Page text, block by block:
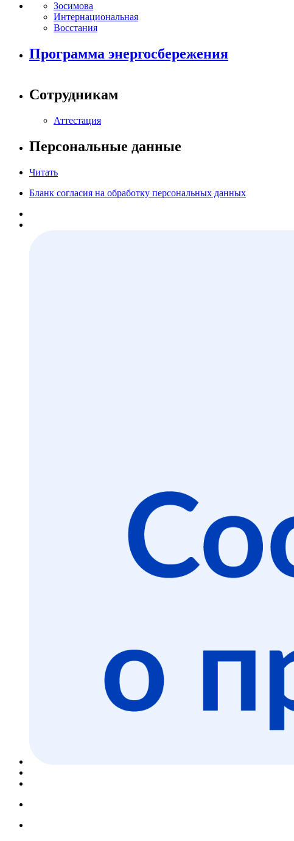
Зосимова
Интернациональная
Восстания
Программа энергосбережения
Сотрудникам
Аттестация
Персональные данные
Читать
Бланк согласия на обработку персональных данных